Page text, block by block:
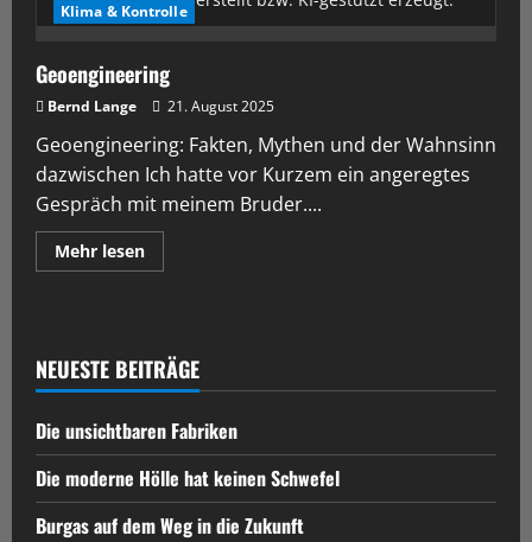
Klima & Kontrolle
Geoengineering
Bernd Lange 21. August 2025
Geoengineering: Fakten, Mythen und der Wahnsinn
dazwischen Ich hatte vor Kurzem ein angeregtes
Gespräch mit meinem Bruder....
Mehr lesen
NEUESTE BEITRÄGE
Die unsichtbaren Fabriken
Die moderne Hölle hat keinen Schwefel
Burgas auf dem Weg in die Zukunft